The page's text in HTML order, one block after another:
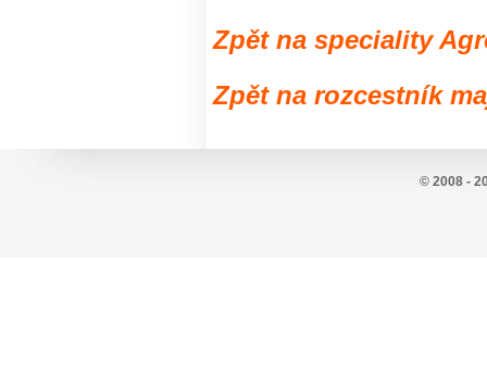
Zpět na speciality
Zpět na rozcestník
© 2008 -